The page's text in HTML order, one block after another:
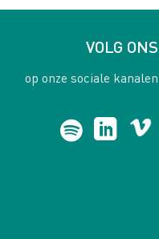
VOLG ONS
op onze sociale kanalen